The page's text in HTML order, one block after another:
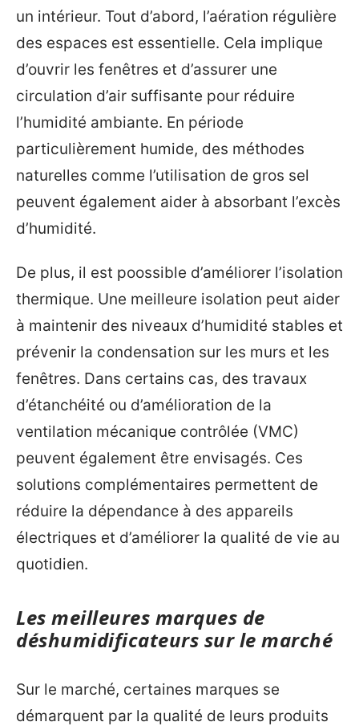
un intérieur. Tout d’abord, l’aération régulière
des espaces est essentielle. Cela implique
d’ouvrir les fenêtres et d’assurer une
circulation d’air suffisante pour réduire
l’humidité ambiante. En période
particulièrement humide, des méthodes
naturelles comme l’utilisation de gros sel
peuvent également aider à absorbant l’excès
d’humidité.
De plus, il est poossible d’améliorer l’isolation
thermique. Une meilleure isolation peut aider
à maintenir des niveaux d’humidité stables et
prévenir la condensation sur les murs et les
fenêtres. Dans certains cas, des travaux
d’étanchéité ou d’amélioration de la
ventilation mécanique contrôlée (VMC)
peuvent également être envisagés. Ces
solutions complémentaires permettent de
réduire la dépendance à des appareils
électriques et d’améliorer la qualité de vie au
quotidien.
Les meilleures marques de
déshumidificateurs sur le marché
Sur le marché, certaines marques se
démarquent par la qualité de leurs produits